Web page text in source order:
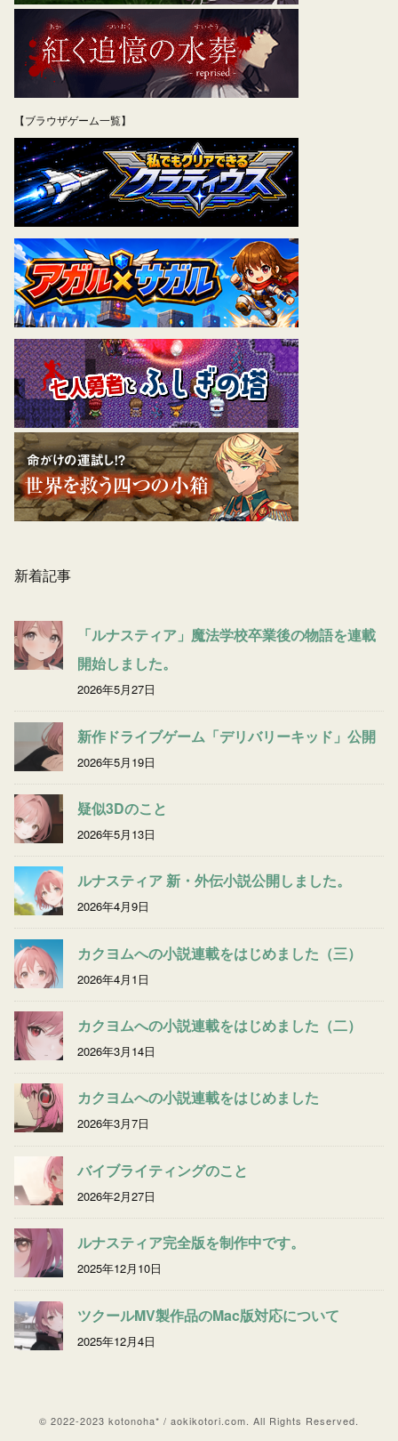
【ブラウザゲーム一覧】
新着記事
「ルナスティア」魔法学校卒業後の物語を連載
開始しました。
2026年5月27日
新作ドライブゲーム「デリバリーキッド」公開
2026年5月19日
疑似3Dのこと
2026年5月13日
ルナスティア 新・外伝小説公開しました。
2026年4月9日
カクヨムへの小説連載をはじめました（三）
2026年4月1日
カクヨムへの小説連載をはじめました（二）
2026年3月14日
カクヨムへの小説連載をはじめました
2026年3月7日
バイブライティングのこと
2026年2月27日
ルナスティア完全版を制作中です。
2025年12月10日
ツクールMV製作品のMac版対応について
2025年12月4日
© 2022-2023 kotonoha* / aokikotori.com. All Rights Reserved.